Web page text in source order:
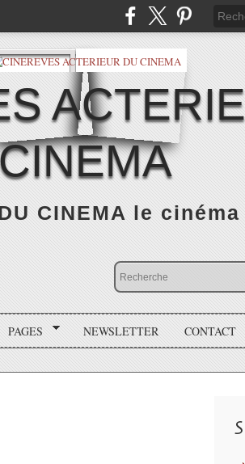
CINEMA le
PAGES NEWSLETTER CONTACT